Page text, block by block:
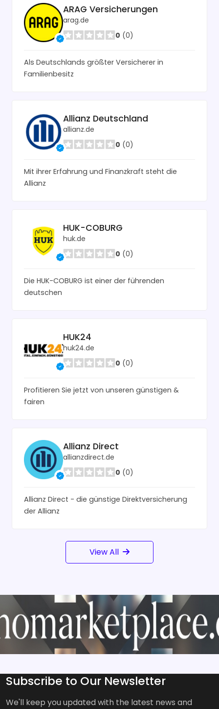
ARAG Versicherungen
arag.de
0 (0)
Als Deutschlands größter Versicherer in
Familienbesitz
Allianz Deutschland
allianz.de
0 (0)
Mit ihrer Erfahrung und Finanzkraft steht die
Allianz
HUK-COBURG
huk.de
0 (0)
Die HUK-COBURG ist einer der führenden
deutschen
HUK24
huk24.de
0 (0)
Profitieren Sie jetzt von unseren günstigen &
fairen
Allianz Direct
allianzdirect.de
0 (0)
Allianz Direct - die günstige Direktversicherung
der Allianz
View All
Subscribe to Our Newsletter
We'll keep you updated with the latest news and